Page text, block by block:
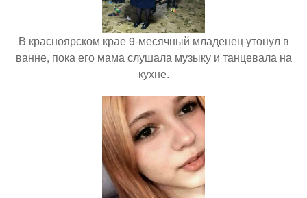
В красноярском крае 9-месячный младенец утонул в
ванне, пока его мама слушала музыку и танцевала на
кухне.